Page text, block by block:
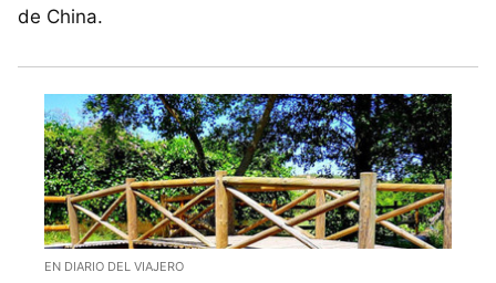
de China.
EN DIARIO DEL VIAJERO